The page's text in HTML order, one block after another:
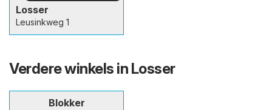
Losser
Leusinkweg 1
Verdere winkels in Losser
Blokker